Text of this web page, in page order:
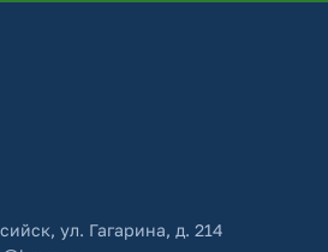
ул. Гагарина, д. 214